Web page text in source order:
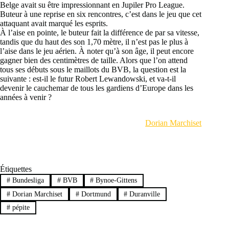
Belge avait su être impressionnant en Jupiler Pro League.
Buteur à une reprise en six rencontres, c’est dans le jeu que cet
attaquant avait marqué les esprits.
À l’aise en pointe, le buteur fait la différence de par sa vitesse,
tandis que du haut des son 1,70 mètre, il n’est pas le plus à
l’aise dans le jeu aérien. À noter qu’à son âge, il peut encore
gagner bien des centimètres de taille. Alors que l’on attend
tous ses débuts sous le maillots du BVB, la question est la
suivante : est-il le futur Robert Lewandowski, et va-t-il
devenir le cauchemar de tous les gardiens d’Europe dans les
années à venir ?
Dorian Marchiset
Étiquettes
#Bundesliga #BVB # Bynoe-Gittens
#Dorian Marchiset #Dortmund # Duranville
#pépite